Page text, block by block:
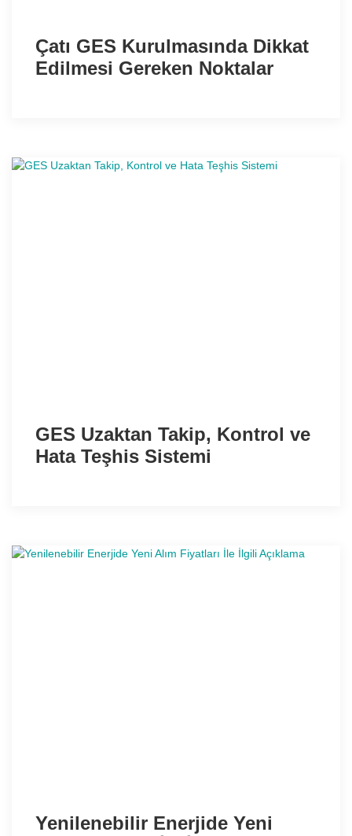
Çatı GES Kurulmasında Dikkat
Edilmesi Gereken Noktalar
GES Uzaktan Takip, Kontrol ve
Hata Teşhis Sistemi
Yenilenebilir Enerjide Yeni